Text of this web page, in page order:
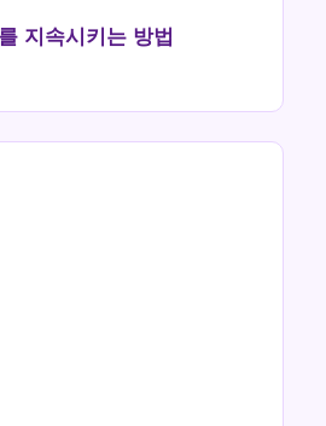
지속시키는 방법